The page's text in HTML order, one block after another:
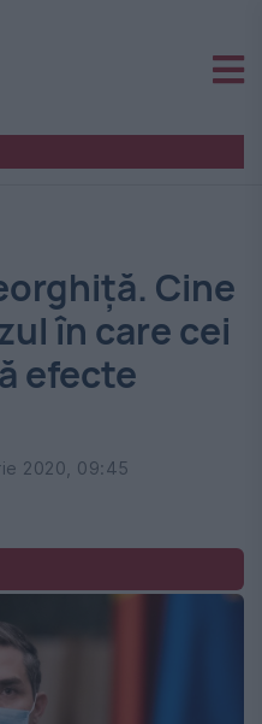
Cine
în care cei
efecte
2020, 09:45